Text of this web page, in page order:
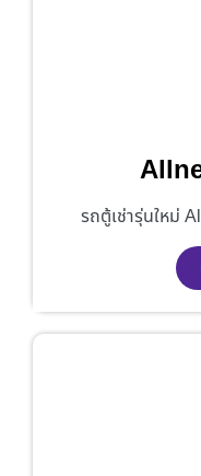
รถตู้เช่ารุ่นใหม่